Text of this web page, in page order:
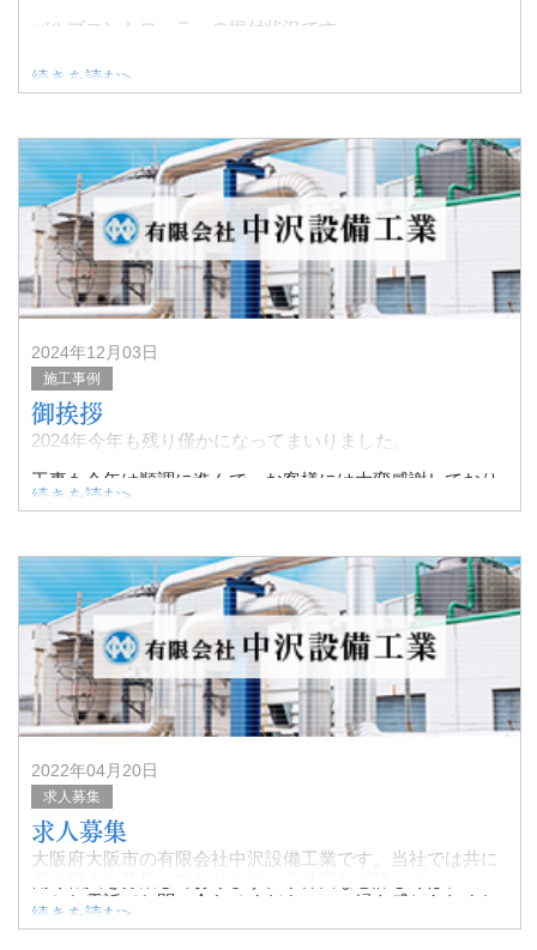
バルブコントローラーの据付状況です。
続きを読む>
2024年12月03日
施工事例
御挨拶
2024年今年も残り僅かになってまいりました。
工事も今年は順調に進んで、お客様には大変感謝しており
ます。
来年もよろしくお願いいたします。 「代表取締
続きを読む>
2022年04月20日
求人募集
求人募集
大阪府大阪市の有限会社中沢設備工業です。当社では共に
ルかお電話でお問い合わせください。ご縁を感じられまし
続きを読む>